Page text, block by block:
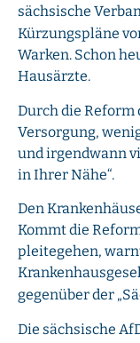
sächsische
Kürzungspläne
Warken. Schon
Hausärzte.
Durch die Reform
Versorgung,
und irgendwann
in Ihrer Nähe“.
Den
Kommt die
pleitegehen,
gegenüber der
Die sächsische